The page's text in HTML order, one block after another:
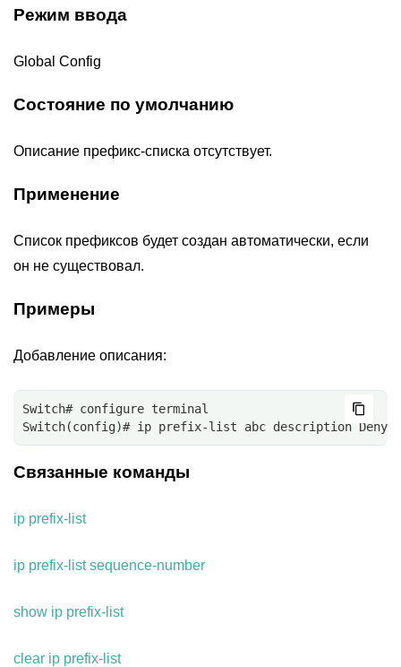
Режим ввода
Global Config
Состояние по умолчанию
Описание префикс-списка отсутствует.
Применение
Список префиксов будет создан автоматически, если
он не существовал.
Примеры
Добавление описания:
Switch# configure terminal
Switch(config)# ip prefix-list abc description Deny
Связанные команды
ip prefix-list
ip prefix-list sequence-number
show ip prefix-list
clear ip prefix-list